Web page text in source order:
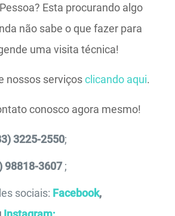
Esta procurando algo
não sabe o que fazer para
uma visita técnica!
nossos serviçosclicando aqui.
conosco agora mesmo!
3225-2550;
98818-3607 ;
sociais: Facebook,